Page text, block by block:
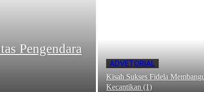
Pengendara
ADVETORIAL
Kisah Sukses Fidela
Kecantikan (1)